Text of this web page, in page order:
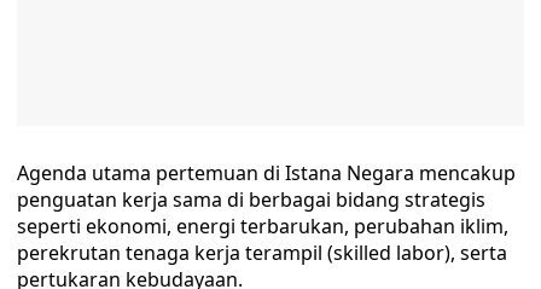
Agenda utama pertemuan di Istana Negara mencakup
penguatan kerja sama di berbagai bidang strategis
seperti ekonomi, energi terbarukan, perubahan iklim,
perekrutan tenaga kerja terampil (skilled labor), serta
pertukaran kebudayaan.